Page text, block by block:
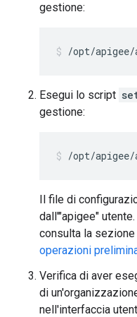
gestione:
/opt/
Esegui lo script
gestione:
/opt/
Il file di
dall'"apigee"
consulta la sezione
operazioni
Verifica di aver
di
nell'interfaccia